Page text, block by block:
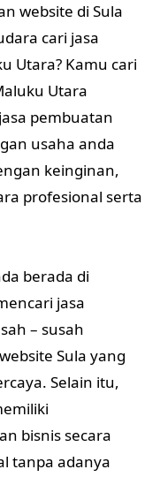
website di Sula
cari jasa
Utara? Kamu cari
Utara
pembuatan
usaha anda
keinginan,
profesional serta
berada di
jasa
– susah
Sula yang
Selain itu,
bisnis secara
tanpa adanya